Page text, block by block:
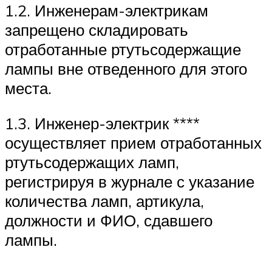
1.2. Инженерам-электрикам
запрещено складировать
отработанные ртутьсодержащие
лампы вне отведенного для этого
места.
1.3. Инженер-электрик ****
осуществляет прием отработанных
ртутьсодержащих ламп,
регистрируя в журнале с указание
количества ламп, артикула,
должности и ФИО, сдавшего
лампы.